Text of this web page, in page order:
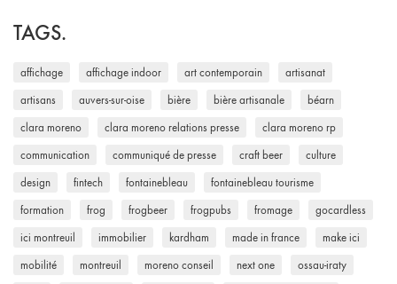
TAGS.
affichage affichage indoor art contemporain artisanat
artisans auvers-sur-oise bière bière artisanale béarn
clara moreno clara moreno relations presse clara moreno rp
communication communiqué de presse craft beer culture
design fintech fontainebleau fontainebleau tourisme
formation frog frogbeer frogpubs fromage gocardless
ici montreuil immobilier kardham made in france make ici
mobilité montreuil moreno conseil next one ossau-iraty